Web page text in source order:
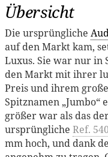
Übersicht
Die ursprüngliche
auf den Markt kam,
Luxus. Sie war nur in
den Markt mit ihrer
Preis und ihrem
Spitznamen „Jumbo“
größer war als das
ursprüngliche Ref.
mm hoch, und dank